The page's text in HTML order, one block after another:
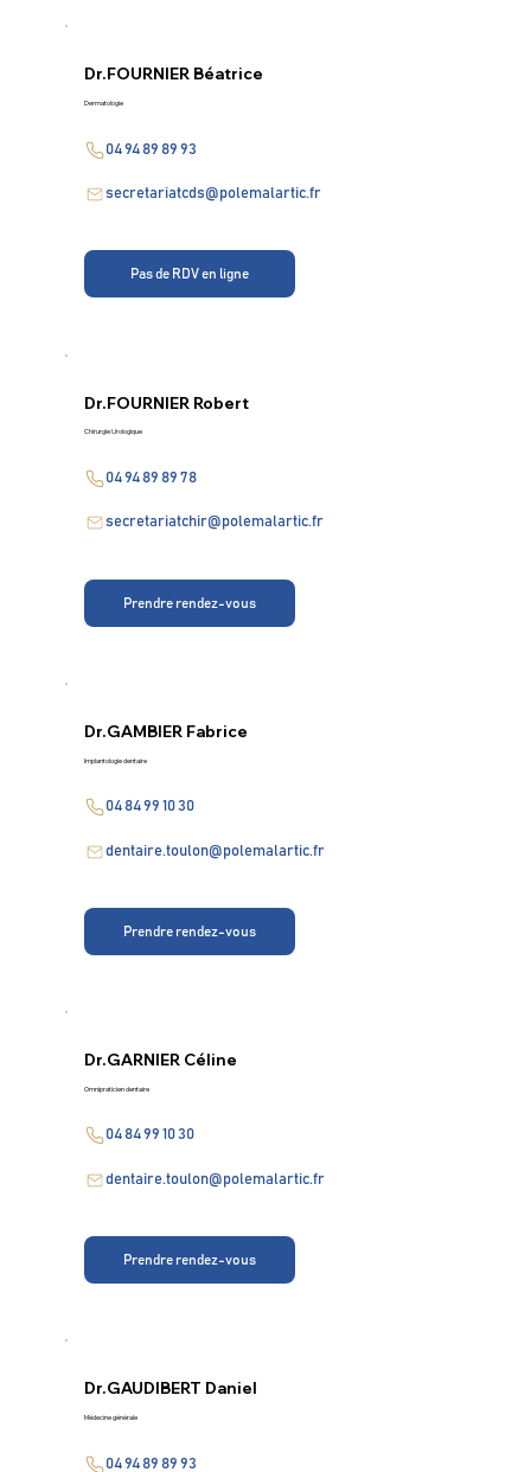
Dr.FOURNIER Béatrice
Dermatologie
04 94 89 89 93
secretariatcds@polemalartic.fr
Pas de RDV en ligne
Dr.FOURNIER Robert
Chirurgie Urologique
04 94 89 89 78
secretariatchir@polemalartic.fr
Prendre rendez-vous
Dr.GAMBIER Fabrice
Implantologie dentaire
04 84 99 10 30
dentaire.toulon@polemalartic.fr
Prendre rendez-vous
Dr.GARNIER Céline
Omnipraticien dentaire
04 84 99 10 30
dentaire.toulon@polemalartic.fr
Prendre rendez-vous
Dr.GAUDIBERT Daniel
Médecine générale
04 94 89 89 93